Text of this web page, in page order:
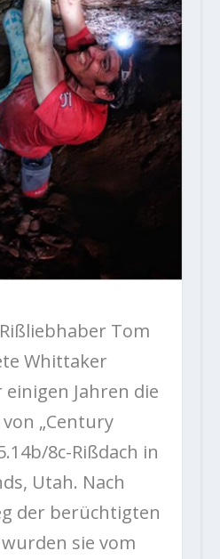
Tom
Whittaker
Jahren die
„Century
8c-Rißdach in
Utah. Nach
der berüchtigten
sie vom